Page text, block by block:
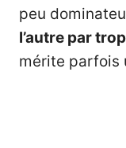
peu
l’autre par
mérite parfois